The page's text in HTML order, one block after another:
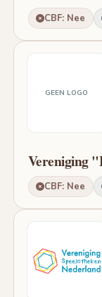
CBF: Nee
GEEN LOGO
Vereniging
CBF: Nee